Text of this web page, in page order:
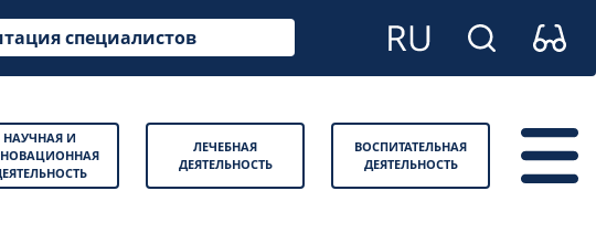
специалистов
НАУЧНАЯ И
ЛЕЧЕБНАЯ
ДЕЯТЕЛЬНОСТЬ
ВОСПИТАТЕЛЬНАЯ
ДЕЯТЕЛЬНОСТЬ